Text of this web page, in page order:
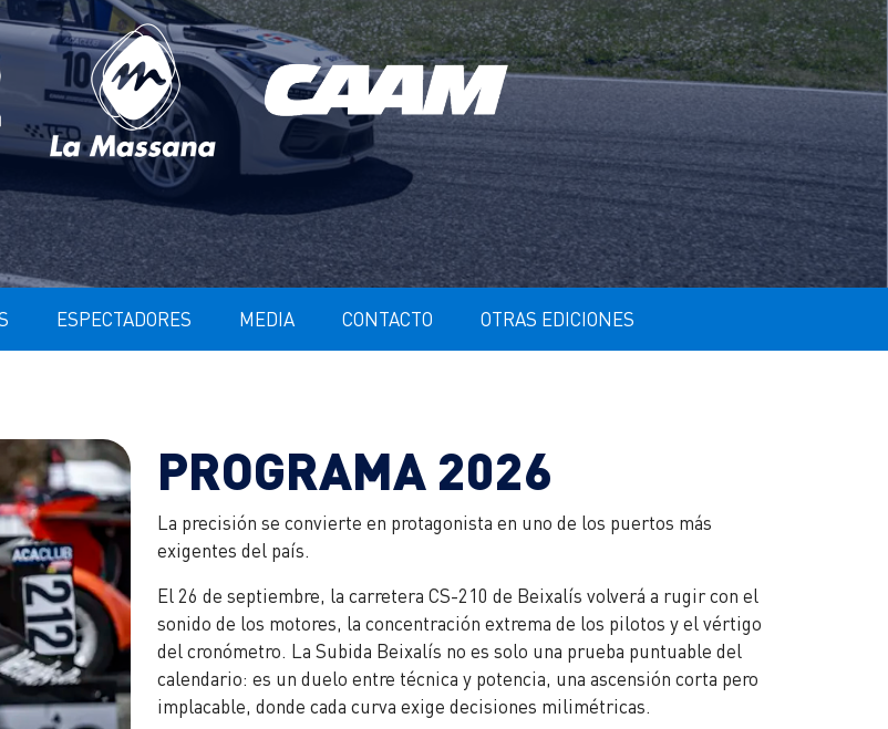
ESPECTADORES MEDIA CONTACTO OTRAS EDICIONES
PROGRAMA 2026
La precisión se convierte en protagonista en uno de los puertos más
exigentes del país.
El 26 de septiembre, la carretera CS-210 de Beixalís volverá a rugir con el
sonido de los motores, la concentración extrema de los pilotos y el vértigo
del cronómetro. La Subida Beixalís no es solo una prueba puntuable del
calendario: es un duelo entre técnica y potencia, una ascensión corta pero
implacable, donde cada curva exige decisiones milimétricas.